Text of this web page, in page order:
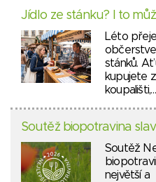
Jídlo ze stánku? I to
Léto přeje
stánků. Ať
kupujete
koupališti,…
Soutěž biopotravina
Soutěž
největší a